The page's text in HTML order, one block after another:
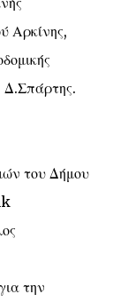
Αρκίνης,
Δ.Σπάρτης.
του Δήμου
την